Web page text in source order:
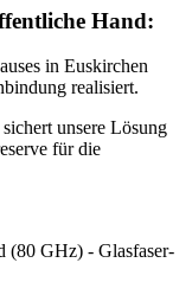
Hand:
in Euskirchen
realisiert.
unsere Lösung
für die
(80 GHz) - Glasfaser-